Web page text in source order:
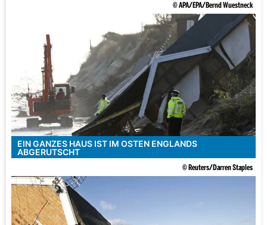
© APA/EPA/Bernd Wuestneck
EIN GANZES HAUS IST IM OSTEN ENGLANDS
ABGERUTSCHT
© Reuters/Darren Staples